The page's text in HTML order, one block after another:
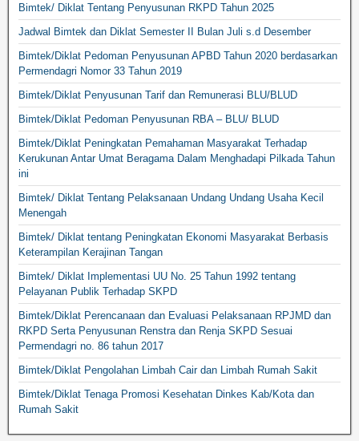
Bimtek/ Diklat Tentang Penyusunan RKPD Tahun 2025
Jadwal Bimtek dan Diklat Semester II Bulan Juli s.d Desember
Bimtek/Diklat Pedoman Penyusunan APBD Tahun 2020 berdasarkan
Permendagri Nomor 33 Tahun 2019
Bimtek/Diklat Penyusunan Tarif dan Remunerasi BLU/BLUD
Bimtek/Diklat Pedoman Penyusunan RBA – BLU/ BLUD
Bimtek/Diklat Peningkatan Pemahaman Masyarakat Terhadap
Kerukunan Antar Umat Beragama Dalam Menghadapi Pilkada Tahun
ini
Bimtek/ Diklat Tentang Pelaksanaan Undang Undang Usaha Kecil
Menengah
Bimtek/ Diklat tentang Peningkatan Ekonomi Masyarakat Berbasis
Keterampilan Kerajinan Tangan
Bimtek/ Diklat Implementasi UU No. 25 Tahun 1992 tentang
Pelayanan Publik Terhadap SKPD
Bimtek/Diklat Perencanaan dan Evaluasi Pelaksanaan RPJMD dan
RKPD Serta Penyusunan Renstra dan Renja SKPD Sesuai
Permendagri no. 86 tahun 2017
Bimtek/Diklat Pengolahan Limbah Cair dan Limbah Rumah Sakit
Bimtek/Diklat Tenaga Promosi Kesehatan Dinkes Kab/Kota dan
Rumah Sakit